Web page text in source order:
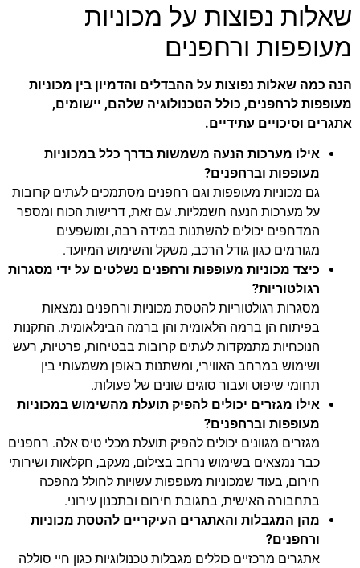
שאלות נפוצות על מכוניות
מעופפות ורחפנים
הנה כמה שאלות נפוצות על ההבדלים והדמיון בין מכוניות
מעופפות לרחפנים, כולל הטכנולוגיה שלהם, יישומים,
אתגרים וסיכויים עתידיים.
אילו מערכות הנעה משמשות בדרך כלל במכוניות
מעופפות וברחפנים?
גם מכוניות מעופפות וגם רחפנים מסתמכים לעתים קרובות
על מערכות הנעה חשמליות. עם זאת, דרישות הכוח ומספר
המדחפים יכולים להשתנות במידה רבה, ומושפעים
מגורמים כגון גודל הרכב, משקל והשימוש המיועד.
כיצד מכוניות מעופפות ורחפנים נשלטים על ידי מסגרות
רגולטוריות?
מסגרות רגולטוריות להטסת מכוניות ורחפנים נמצאות
בפיתוח הן ברמה הלאומית והן ברמה הבינלאומית. התקנות
הנוכחיות מתמקדות לעתים קרובות בבטיחות, פרטיות, רעש
ושימוש במרחב האווירי, ומשתנות באופן משמעותי בין
תחומי שיפוט ועבור סוגים שונים של פעולות.
אילו מגזרים יכולים להפיק תועלת מהשימוש במכוניות
מעופפות וברחפנים?
מגזרים מגוונים יכולים להפיק תועלת מכלי טיס אלה. רחפנים
כבר נמצאים בשימוש נרחב בצילום, מעקב, חקלאות ושירותי
חירום, בעוד שמכוניות מעופפות עשויות לחולל מהפכה
בתחבורה האישית, בתגובת חירום ובתכנון עירוני.
מהן המגבלות והאתגרים העיקריים להטסת מכוניות
ורחפנים?
אתגרים מרכזיים כוללים מגבלות טכנולוגיות כגון חיי סוללה